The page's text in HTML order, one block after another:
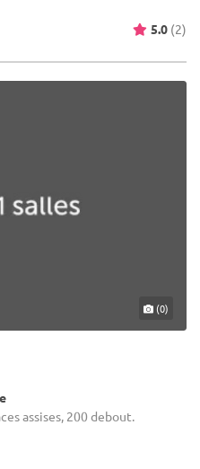
5.0 (2)
(0)
assises, 200 debout.